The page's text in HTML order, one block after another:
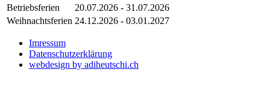
Betriebsferien
20.07.2026 - 31.07.2026
Weihnachtsferien 24.12.2026 - 03.01.2027
Imressum
Datenschutzerklärung
webdesign by adiheutschi.ch